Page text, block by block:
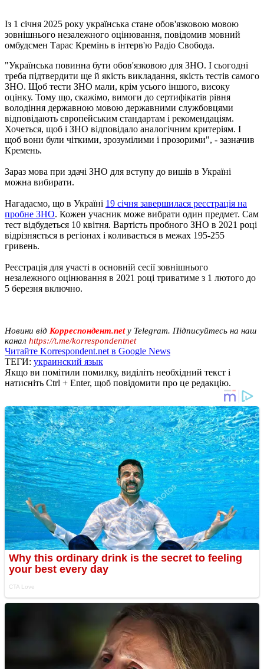
Із 1 січня 2025 року українська стане обов'язковою мовою
зовнішнього незалежного оцінювання, повідомив мовний
омбудсмен Тарас Кремінь в інтерв'ю Радіо Свобода.
"Українська повинна бути обов'язковою для ЗНО. І сьогодні
треба підтвердити ще й якість викладання, якість тестів самого
ЗНО. Щоб тести ЗНО мали, крім усього іншого, високу
оцінку. Тому що, скажімо, вимоги до сертифікатів рівня
володіння державною мовою державними службовцями
відповідають європейським стандартам і рекомендаціям.
Хочеться, щоб і ЗНО відповідало аналогічним критеріям. І
щоб вони були чіткими, зрозумілими і прозорими", - зазначив
Кремень.
Зараз мова при здачі ЗНО для вступу до вишів в Україні
можна вибирати.
Нагадаємо, що в Україні 19 січня завершилася реєстрація на
пробне ЗНО. Кожен учасник може вибрати один предмет. Сам
тест відбудеться 10 квітня. Вартість пробного ЗНО в 2021 році
відрізняється в регіонах і коливається в межах 195-255
гривень.
Реєстрація для участі в основній сесії зовнішнього
незалежного оцінювання в 2021 році триватиме з 1 лютого до
5 березня включно.
Новини від Корреспондент.netу Telegram. Підписуйтесь на наш
канал https://t.me/korrespondentnet
Читайте Korrespondent.net в Google News
ТЕГИ: украинский язык
Якщо ви помітили помилку, виділіть необхідний текст і
натисніть Ctrl + Enter, щоб повідомити про це редакцію.